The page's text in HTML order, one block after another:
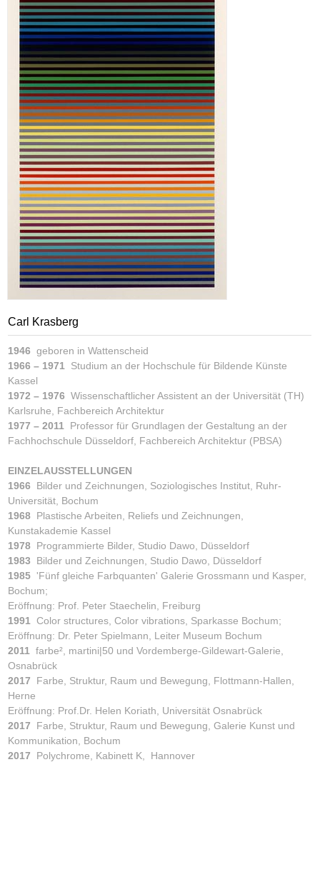
Carl Krasberg
1946 geboren in Wattenscheid
1966 – 1971 Studium an der Hochschule für Bildende Künste
Kassel
1972 – 1976 Wissenschaftlicher Assistent an der Universität (TH)
Karlsruhe, Fachbereich Architektur
1977 – 2011
Professor für Grundlagen der Gestaltung an der
Fachhochschule Düsseldorf, Fachbereich Architektur (PBSA)
EINZELAUSSTELLUNGEN
1966
Bilder und Zeichnungen, Soziologisches Institut, Ruhr-
Universität, Bochum
1968 Plastische Arbeiten, Reliefs und Zeichnungen,
Kunstakademie Kassel
1978 Programmierte Bilder, Studio Dawo, Düsseldorf
1983 Bilder und Zeichnungen, Studio Dawo, Düsseldorf
1985 'Fünf gleiche Farbquanten' Galerie Grossmann und Kasper,
Bochum;
Eröffnung: Prof. Peter Staechelin, Freiburg
1991 Color structures, Color vibrations, Sparkasse Bochum;
Eröffnung: Dr. Peter Spielmann, Leiter Museum Bochum
2011 farbe², martini|50 und Vordemberge-Gildewart-Galerie,
Osnabrück
2017 Farbe, Struktur, Raum und Bewegung, Flottmann-Hallen,
Herne
Eröffnung: Prof.Dr. Helen Koriath, Universität Osnabrück
2017 Farbe, Struktur, Raum und Bewegung, Galerie Kunst und
Kommunikation, Bochum
2017 Polychrome, Kabinett K, Hannover